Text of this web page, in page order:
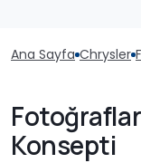
Ana Sayfa Chrysler
Konsepti